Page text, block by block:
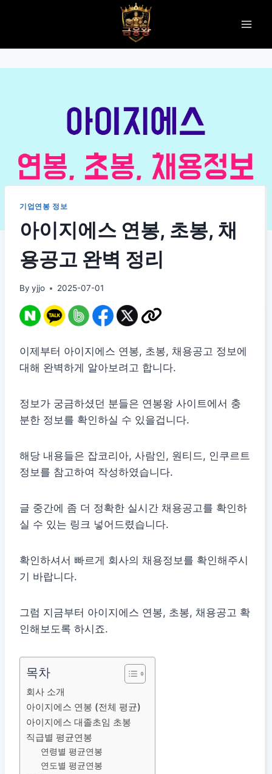
기업연봉 정보
아이지에스 연봉, 초봉, 채
용공고 완벽 정리
By yjjo 2025-07-01
이제부터 아이지에스 연봉, 초봉, 채용공고 정보에
대해 완벽하게 알아보려고 합니다.
정보가 궁금하셨던 분들은 연봉왕 사이트에서 충
분한 정보를 확인하실 수 있을겁니다.
해당 내용들은 잡코리아, 사람인, 원티드, 인쿠르트
정보를 참고하여 작성하였습니다.
글 중간에 좀 더 정확한 실시간 채용공고를 확인하
실 수 있는 링크 넣어드렸습니다.
확인하셔서 빠르게 회사의 채용정보를 확인해주시
기 바랍니다.
그럼 지금부터 아이지에스 연봉, 초봉, 채용공고 확
인해보도록 하시죠.
목차
회사 소개
아이지에스 연봉 (전체 평균)
아이지에스 대졸초임 초봉
직급별 평균연봉
연령별 평균연봉
연도별 평균연봉